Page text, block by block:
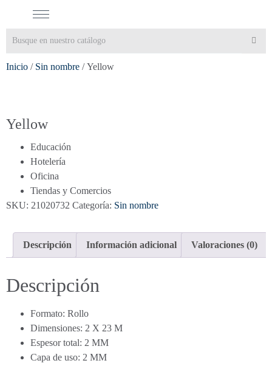
Inicio / Sin nombre / Yellow
Yellow
Educación
Hotelería
Oficina
Tiendas y Comercios
SKU: 21020732 Categoría: Sin nombre
Descripción Información adicional Valoraciones (0)
Descripción
Formato: Rollo
Dimensiones: 2 X 23 M
Espesor total: 2 MM
Capa de uso: 2 MM